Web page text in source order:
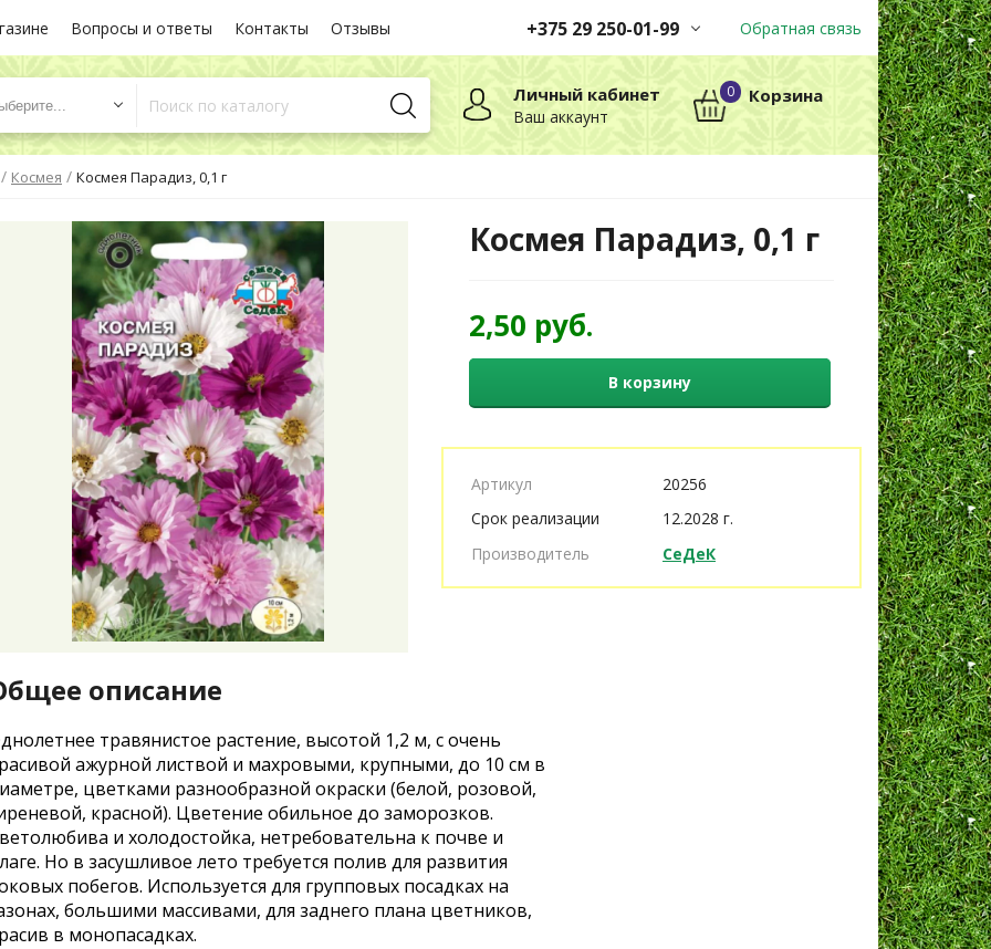
Вопросы и ответы Контакты Отзывы +375 29 250-01-99
автоматически через корзину
круглосуточно без выходных
Обратная связь
Личный кабинет
Ваш аккаунт
0 Корзина
/ Космея / Космея Парадиз, 0,1 г
Космея Парадиз, 0,1 г
2,50 руб.
В корзину
Артикул
20256
Срок реализации
12.2028 г.
Производитель
СеДеК
описание
травянистое растение, высотой 1,2 м, с очень
ажурной листвой и махровыми, крупными, до 10 см в
цветками разнообразной окраски (белой, розовой,
красной). Цветение обильное до заморозков.
и холодостойка, нетребовательна к почве и
Но в засушливое лето требуется полив для развития
побегов. Используется для групповых посадках на
большими массивами, для заднего плана цветников,
в монопасадках.